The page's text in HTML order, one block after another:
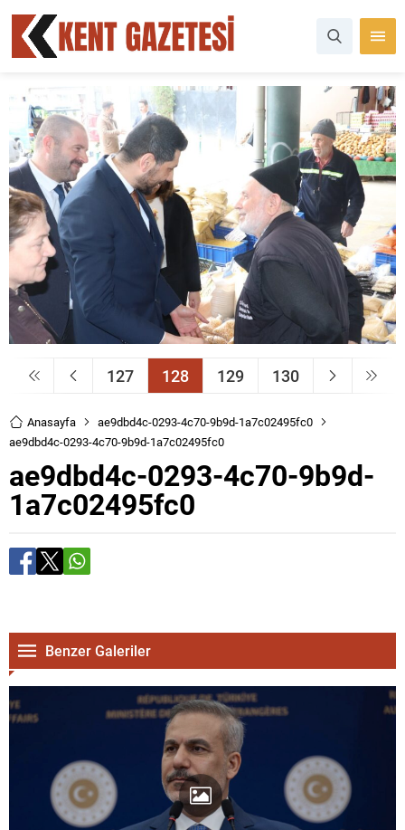
127 128 129 130
Anasayfa
ae9dbd4c-0293-4c70-9b9d-1a7c02495fc0
ae9dbd4c-0293-4c70-9b9d-1a7c02495fc0
ae9dbd4c-0293-4c70-9b9d-
1a7c02495fc0
Benzer Galeriler